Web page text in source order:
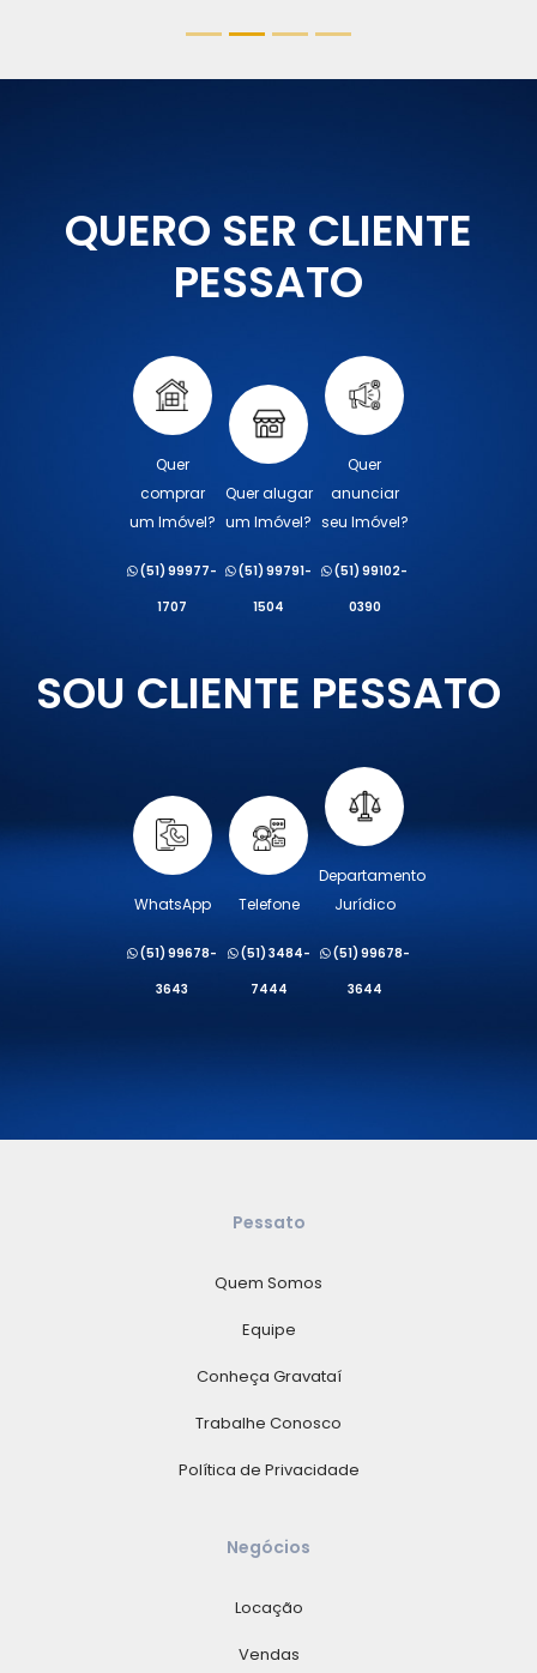
QUERO SER CLIENTE
PESSATO
Quer
comprar
um Imóvel?
(51) 99977-
1707
Quer alugar
um Imóvel?
(51) 99791-
1504
Quer
anunciar
seu Imóvel?
(51) 99102-
0390
SOU CLIENTE PESSATO
WhatsApp
(51) 99678-
3643
Telefone
(51) 3484-
7444
Departamento
Jurídico
(51) 99678-
3644
Pessato
Quem Somos
Equipe
Conheça Gravataí
Trabalhe Conosco
Política de Privacidade
Negócios
Locação
Vendas